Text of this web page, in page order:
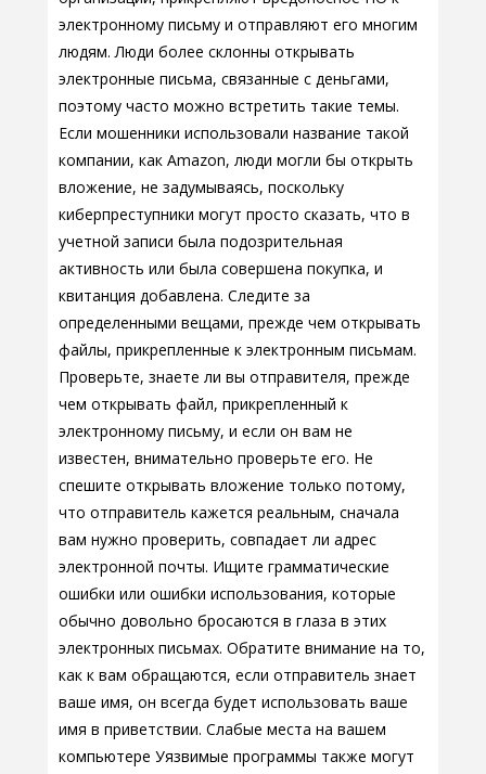
электронному письму и отправляют его многим
людям. Люди более склонны открывать
электронные письма, связанные с деньгами,
поэтому часто можно встретить такие темы.
Если мошенники использовали название такой
компании, как Amazon, люди могли бы открыть
вложение, не задумываясь, поскольку
киберпреступники могут просто сказать, что в
учетной записи была подозрительная
активность или была совершена покупка, и
квитанция добавлена. Следите за
определенными вещами, прежде чем открывать
файлы, прикрепленные к электронным письмам.
Проверьте, знаете ли вы отправителя, прежде
чем открывать файл, прикрепленный к
электронному письму, и если он вам не
известен, внимательно проверьте его. Не
спешите открывать вложение только потому,
что отправитель кажется реальным, сначала
вам нужно проверить, совпадает ли адрес
электронной почты. Ищите грамматические
ошибки или ошибки использования, которые
обычно довольно бросаются в глаза в этих
электронных письмах. Обратите внимание на то,
как к вам обращаются, если отправитель знает
ваше имя, он всегда будет использовать ваше
имя в приветствии. Слабые места на вашем
компьютере Уязвимые программы также могут